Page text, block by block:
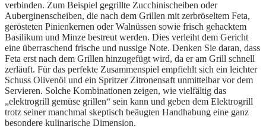
verbinden. Zum Beispiel gegrillte Zucchinischeiben oder
Auberginenscheiben, die nach dem Grillen mit zerbröseltem Feta,
gerösteten Pinienkernen oder Walnüssen sowie frisch gehacktem
Basilikum und Minze bestreut werden. Dies verleiht dem Gericht
eine überraschend frische und nussige Note. Denken Sie daran, dass
Feta erst nach dem Grillen hinzugefügt wird, da er am Grill schnell
zerläuft. Für das perfekte Zusammenspiel empfiehlt sich ein leichter
Schuss Olivenöl und ein Spritzer Zitronensaft unmittelbar vor dem
Servieren. Solche Kombinationen zeigen, wie vielfältig das
„elektrogrill gemüse grillen“ sein kann und geben dem Elektrogrill
trotz seiner manchmal skeptisch beäugten Handhabung eine ganz
besondere kulinarische Dimension.